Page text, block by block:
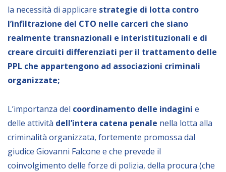
la necessità di applicare strategie di lotta contro
l’infiltrazione del CTO nelle carceri che siano
realmente transnazionali e interistituzionali e di
creare circuiti differenziati per il trattamento delle
PPL che appartengono ad associazioni criminali
organizzate;
L’importanza del coordinamento delle indagini e
delle attività dell’intera catena penale nella lotta alla
criminalità organizzata, fortemente promossa dal
giudice Giovanni Falcone e che prevede il
coinvolgimento delle forze di polizia, della procura (che